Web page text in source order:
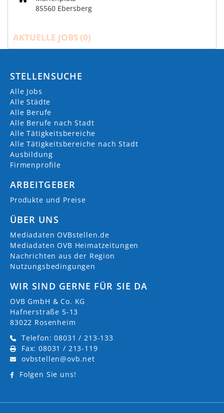
85560 Ebersberg
AKTUELLE JOBS (0)
STELLENSUCHE
Alle Jobs
Alle Städte
Alle Berufe
Alle Berufe nach Stadt
Alle Tätigkeitsbereiche
Alle Tätigkeitsbereiche nach Stadt
Ausbildung
Firmenprofile
ARBEITGEBER
Produkte und Preise
ÜBER UNS
Mediadaten OVBstellen.de
Mediadaten OVB Heimatzeitungen
Nachrichten aus der Region
Nutzungsbedingungen
WIR SIND GERNE FÜR SIE DA
OVB GmbH & Co. KG
Hafnerstraße 5-13
83022 Rosenheim
Telefon: 08031 / 213-133
Fax: 08031 / 213-119
ovbstellen@ovb.net
Folgen Sie uns!